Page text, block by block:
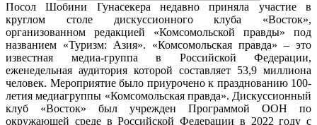
Посол Шобини Гунасекера недавно приняла участие в
круглом столе дискуссионного клуба «Восток»,
организованном редакцией «Комсомольской правды» под
названием «Туризм: Азия». «Комсомольская правда» – это
известная медиа-группа в Российской Федерации,
еженедельная аудитория которой составляет 53,9 миллиона
человек. Мероприятие было приурочено к празднованию 100-
летия медиагруппы «Комсомольская правда». Дискуссионный
клуб «Восток» был учрежден Программой ООН по
окружающей среде в Российской Федерации в 2022 году с